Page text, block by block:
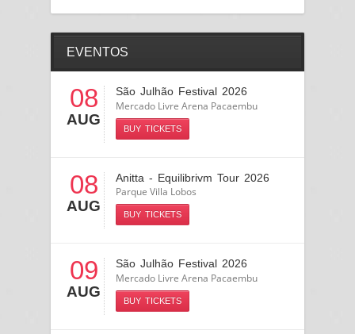
EVENTOS
08
AUG
São Julhão Festival 2026
Mercado Livre Arena Pacaembu
BUY TICKETS
08
AUG
Anitta - Equilibrivm Tour 2026
Parque Villa Lobos
BUY TICKETS
09
AUG
São Julhão Festival 2026
Mercado Livre Arena Pacaembu
BUY TICKETS